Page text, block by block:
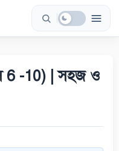
6 -10) | সহজ ও